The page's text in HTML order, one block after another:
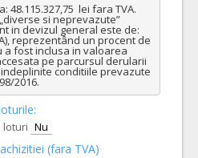
lei fara TVA.
si neprevazute”
in devizul general este de:
reprezentând un procent de
a fost inclusa in valoarea
pe parcursul derularii
conditiile prevazute
2016.
loturi Nu
(fara TVA)